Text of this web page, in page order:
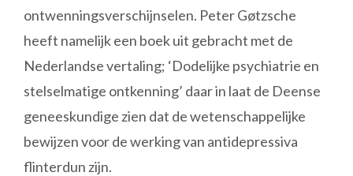
ontwenningsverschijnselen. Peter Gøtzsche
heeft namelijk een boek uit gebracht met de
Nederlandse vertaling; ‘Dodelijke psychiatrie en
stelselmatige ontkenning’ daar in laat de Deense
geneeskundige zien dat de wetenschappelijke
bewijzen voor de werking van antidepressiva
flinterdun zijn.